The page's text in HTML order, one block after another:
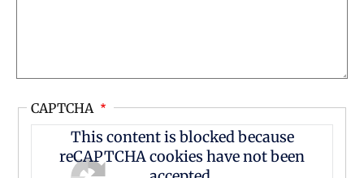
CAPTCHA
This content is blocked because
reCAPTCHA cookies have not been